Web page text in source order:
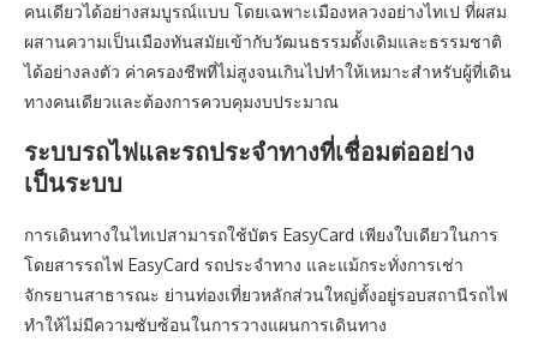
คนเดียวได้อย่างสมบูรณ์แบบ โดยเฉพาะเมืองหลวงอย่างไทเป ที่ผสม
ผสานความเป็นเมืองทันสมัยเข้ากับวัฒนธรรมดั้งเดิมและธรรมชาติ
ได้อย่างลงตัว ค่าครองชีพที่ไม่สูงจนเกินไปทำให้เหมาะสำหรับผู้ที่เดิน
ทางคนเดียวและต้องการควบคุมงบประมาณ
ระบบรถไฟและรถประจำทางที่เชื่อมต่ออย่าง
เป็นระบบ
การเดินทางในไทเปสามารถใช้บัตร EasyCard เพียงใบเดียวในการ
โดยสารรถไฟ EasyCard รถประจำทาง และแม้กระทั่งการเช่า
จักรยานสาธารณะ ย่านท่องเที่ยวหลักส่วนใหญ่ตั้งอยู่รอบสถานีรถไฟ
ทำให้ไม่มีความซับซ้อนในการวางแผนการเดินทาง